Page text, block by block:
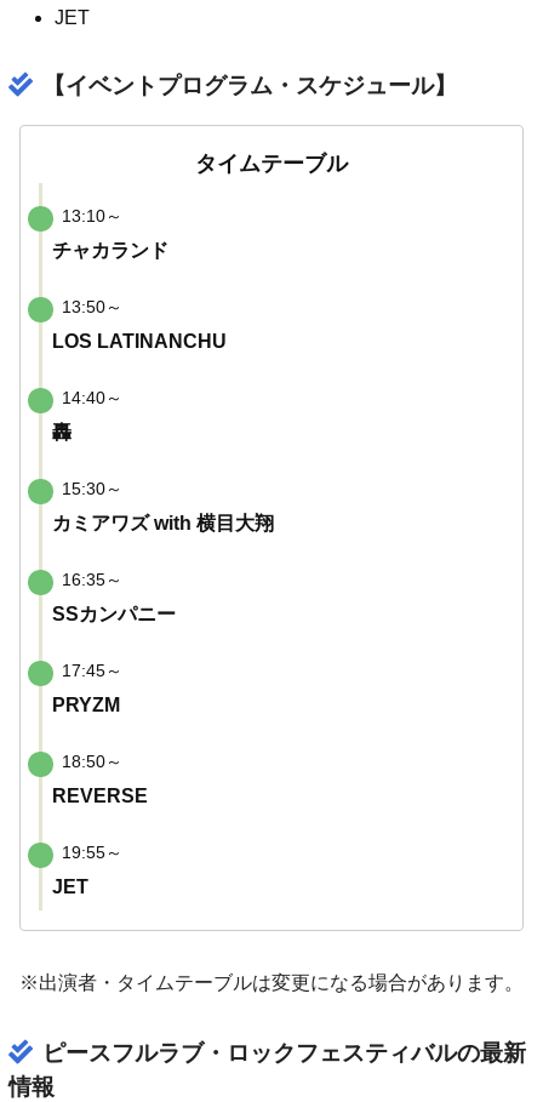
JET
【イベントプログラム・スケジュール】
タイムテーブル
13:10～
チャカランド
13:50～
LOS LATINANCHU
14:40～
轟
15:30～
カミアワズ with 横目大翔
16:35～
SSカンパニー
17:45～
PRYZM
18:50～
REVERSE
19:55～
JET
※出演者・タイムテーブルは変更になる場合があります。
ピースフルラブ・ロックフェスティバルの最新
情報